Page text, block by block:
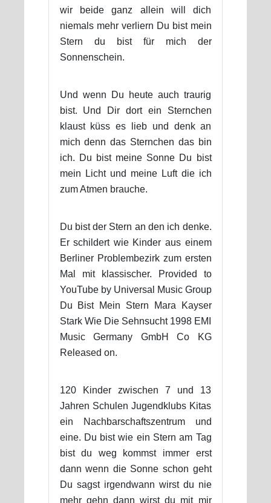
wir beide ganz allein will dich
niemals mehr verliern Du bist mein
Stern du bist für mich der
Sonnenschein.
Und wenn Du heute auch traurig
bist. Und Dir dort ein Sternchen
klaust küss es lieb und denk an
mich denn das Sternchen das bin
ich. Du bist meine Sonne Du bist
mein Licht und meine Luft die ich
zum Atmen brauche.
Du bist der Stern an den ich denke.
Er schildert wie Kinder aus einem
Berliner Problembezirk zum ersten
Mal mit klassischer. Provided to
YouTube by Universal Music Group
Du Bist Mein Stern Mara Kayser
Stark Wie Die Sehnsucht 1998 EMI
Music Germany GmbH Co KG
Released on.
120 Kinder zwischen 7 und 13
Jahren Schulen Jugendklubs Kitas
ein Nachbarschaftszentrum und
eine. Du bist wie ein Stern am Tag
bist du weg kommst immer erst
dann wenn die Sonne schon geht
Du sagst irgendwann wirst du nie
mehr gehn dann wirst du mit mir